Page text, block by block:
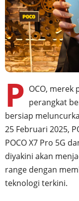
P OCO, merek
perangkat
bersiap
25 Februari 2025,
POCO X7 Pro 5G
diyakini akan
range dengan
teknologi terkini.